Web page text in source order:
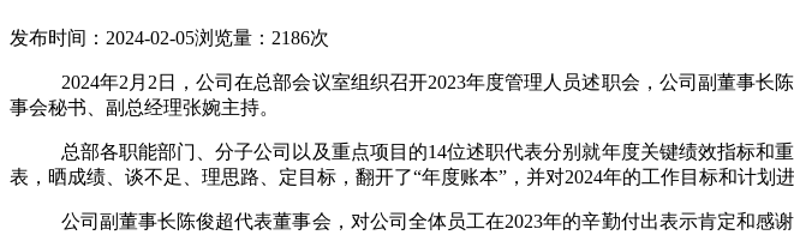
发布时间：2024-02-05浏览量：2186次
2024年2月 2日，公司在总部会议室组织召开2023年度管理人员述职会，公司副董事长
事会秘书、副总经理张婉主持。
总部各职能部门、分子公司以及重点项目的14位述职代表分别就年度关键绩效指标和
表，晒成绩、谈不足、理思路、定目标，翻开了“年度账本”，并对2024年的工作目标和计划进
公司副董事长陈俊超代表董事会，对公司全体员工在2023年的辛勤付出表示肯定和感